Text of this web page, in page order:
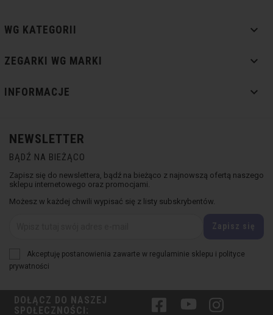
WG KATEGORII 
ZEGARKI WG MARKI 
INFORMACJE 
NEWSLETTER
BĄDŹ NA BIEŻĄCO
Zapisz się do newslettera, bądź na bieżąco z najnowszą ofertą naszego
sklepu internetowego oraz promocjami.
Możesz w każdej chwili wypisać się z listy subskrybentów.
Akceptuję postanowienia zawarte w regulaminie sklepu i polityce
prywatności
DOŁĄCZ DO NASZEJ
SPOŁECZNOŚCI:
FacebookYouTube